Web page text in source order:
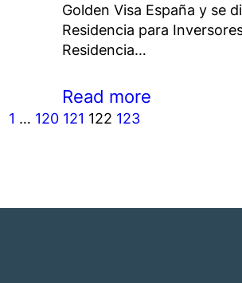
Golden Visa España y se
Residencia para
Residencia…
Read more
1 … 120 121 122 123